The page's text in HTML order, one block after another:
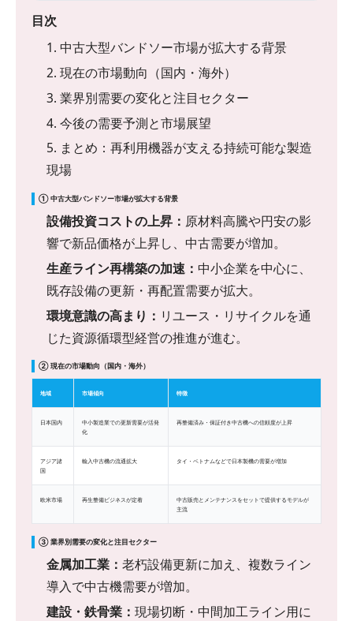
目次
1. 中古大型バンドソー市場が拡大する背景
2. 現在の市場動向（国内・海外）
3. 業界別需要の変化と注目セクター
4. 今後の需要予測と市場展望
5. まとめ：再利用機器が支える持続可能な製造
現場
① 中古大型バンドソー市場が拡大する背景
設備投資コストの上昇： 原材料高騰や円安の影
響で新品価格が上昇し、中古需要が増加。
生産ライン再構築の加速： 中小企業を中心に、
既存設備の更新・再配置需要が拡大。
環境意識の高まり： リユース・リサイクルを通
じた資源循環型経営の推進が進む。
② 現在の市場動向（国内・海外）
地域 市場傾向 特徴
日本国内
中小製造業での更新需要が活発
化
再整備済み・保証付き中古機への信頼度が上昇
アジア諸
国
輸入中古機の流通拡大 タイ・ベトナムなどで日本製機の需要が増加
欧米市場 再生整備ビジネスが定着
中古販売とメンテナンスをセットで提供するモデルが
主流
③ 業界別需要の変化と注目セクター
金属加工業： 老朽設備更新に加え、複数ライン
導入で中古機需要が増加。
建設・鉄骨業： 現場切断・中間加工ライン用に